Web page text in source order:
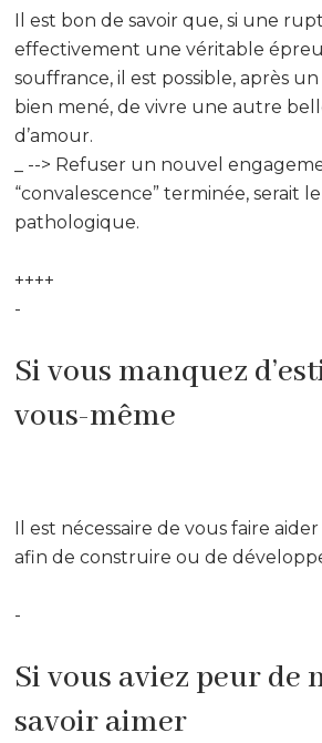
Il est bon de savoir que, si une
effectivement une véritable
souffrance, il est possible, après
bien mené, de vivre une autre
d’amour.
_ --> Refuser un nouvel
“convalescence” terminée, serait
pathologique.
++++
-
Si vous manquez
vous-même
Il est nécessaire de vous faire
afin de construire ou de
-
Si vous aviez peur de
savoir aimer